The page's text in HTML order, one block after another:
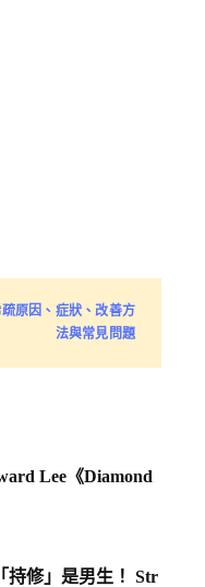
原因、症狀、改善方
法與常見問題
Lee《Diamond
持修」是男生！ Str